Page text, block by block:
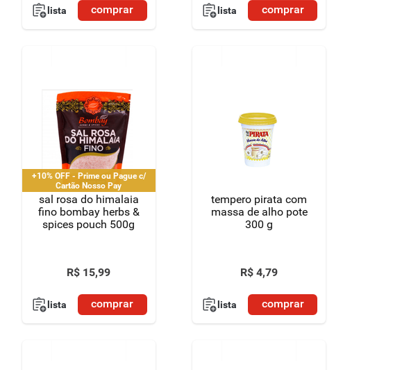
lista comprar lista comprar
+10% OFF - Prime ou Pague c/
Cartão Nosso Pay
sal rosa do himalaia
fino bombay herbs &
spices pouch 500g
R$ 15,99
lista comprar
tempero pirata com
massa de alho pote
300 g
R$ 4,79
lista comprar